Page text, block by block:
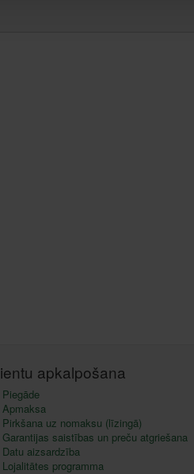
apkalpošana
Piegāde
Apmaksa
Pirkšana uz nomaksu (līzingā)
Garantijas saistības un preču atgriešana
Datu aizsardzība
Lojalitātes programma